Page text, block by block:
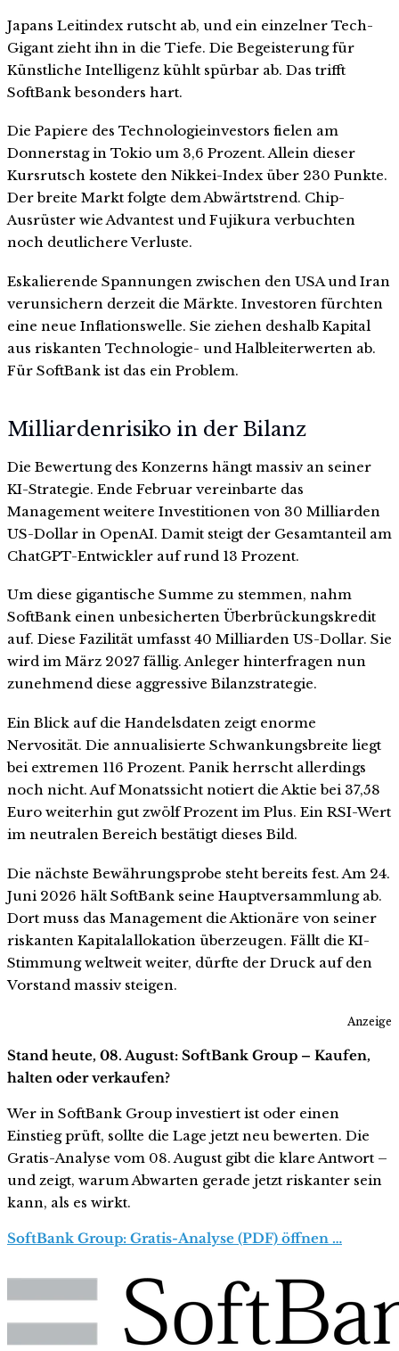
Japans Leitindex rutscht ab, und ein einzelner Tech-
Gigant zieht ihn in die Tiefe. Die Begeisterung für
Künstliche Intelligenz kühlt spürbar ab. Das trifft
SoftBank besonders hart.
Die Papiere des Technologieinvestors fielen am
Donnerstag in Tokio um 3,6 Prozent. Allein dieser
Kursrutsch kostete den Nikkei-Index über 230 Punkte.
Der breite Markt folgte dem Abwärtstrend. Chip-
Ausrüster wie Advantest und Fujikura verbuchten
noch deutlichere Verluste.
Eskalierende Spannungen zwischen den USA und Iran
verunsichern derzeit die Märkte. Investoren fürchten
eine neue Inflationswelle. Sie ziehen deshalb Kapital
aus riskanten Technologie- und Halbleiterwerten ab.
Für SoftBank ist das ein Problem.
Milliardenrisiko in der Bilanz
Die Bewertung des Konzerns hängt massiv an seiner
KI-Strategie. Ende Februar vereinbarte das
Management weitere Investitionen von 30 Milliarden
US-Dollar in OpenAI. Damit steigt der Gesamtanteil am
ChatGPT-Entwickler auf rund 13 Prozent.
Um diese gigantische Summe zu stemmen, nahm
SoftBank einen unbesicherten Überbrückungskredit
auf. Diese Fazilität umfasst 40 Milliarden US-Dollar. Sie
wird im März 2027 fällig. Anleger hinterfragen nun
zunehmend diese aggressive Bilanzstrategie.
Ein Blick auf die Handelsdaten zeigt enorme
Nervosität. Die annualisierte Schwankungsbreite liegt
bei extremen 116 Prozent. Panik herrscht allerdings
noch nicht. Auf Monatssicht notiert die Aktie bei 37,58
Euro weiterhin gut zwölf Prozent im Plus. Ein RSI-Wert
im neutralen Bereich bestätigt dieses Bild.
Die nächste Bewährungsprobe steht bereits fest. Am 24.
Juni 2026 hält SoftBank seine Hauptversammlung ab.
Dort muss das Management die Aktionäre von seiner
riskanten Kapitalallokation überzeugen. Fällt die KI-
Stimmung weltweit weiter, dürfte der Druck auf den
Vorstand massiv steigen.
Anzeige
Stand heute, 08. August: SoftBank Group – Kaufen,
halten oder verkaufen?
Wer in SoftBank Group investiert ist oder einen
Einstieg prüft, sollte die Lage jetzt neu bewerten. Die
Gratis-Analyse vom 08. August gibt die klare Antwort –
und zeigt, warum Abwarten gerade jetzt riskanter sein
kann, als es wirkt.
SoftBank Group: Gratis-Analyse (PDF) öffnen …